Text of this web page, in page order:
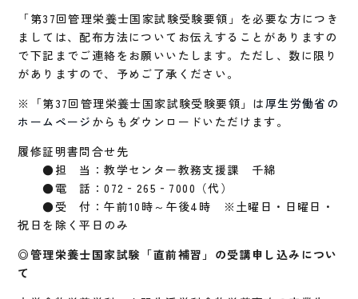
「第37回管理栄養士国家試験受験要領」を必要な方につき
ましては、配布方法についてお伝えすることがありますの
で下記までご連絡をお願いいたします。ただし、数に限り
がありますので、予めご了承ください。
※「第37回管理栄養士国家試験受験要領」は 厚生労働省の
ホームページ からもダウンロードいただけます。
履修証明書問合せ先
●担 当：教学センター教務支援課 千綿
●電 話：072‐265‐7000（代）
●受 付：午前10時～午後4時 ※土曜日・日曜日・
祝日を除く平日のみ
◎管理栄養士国家試験「直前補習」の受講申し込みについ
て